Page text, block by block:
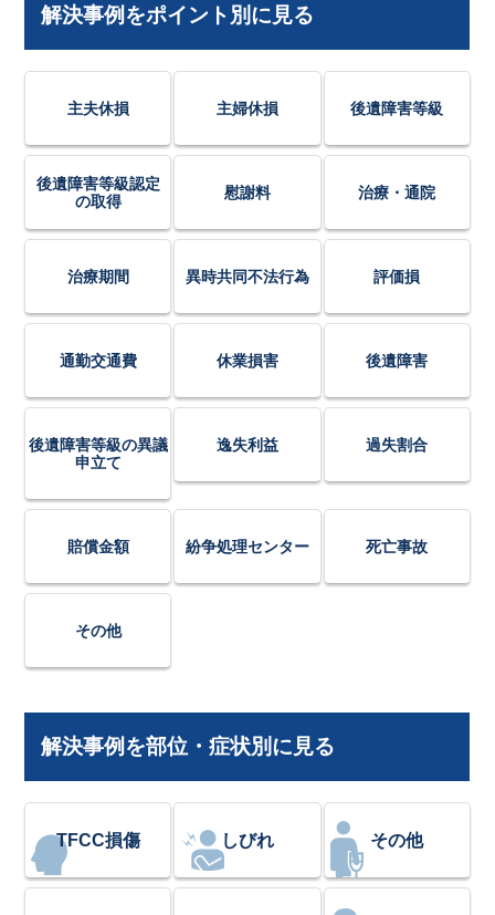
解決事例をポイント別に見る
主夫休損 主婦休損 後遺障害等級
後遺障害等級認定
の取得
慰謝料 治療・通院
治療期間 異時共同不法行為 評価損
通勤交通費 休業損害 後遺障害
後遺障害等級の異議
申立て
逸失利益 過失割合
賠償金額 紛争処理センター 死亡事故
その他
解決事例を部位・症状別に見る
TFCC損傷 しびれ その他